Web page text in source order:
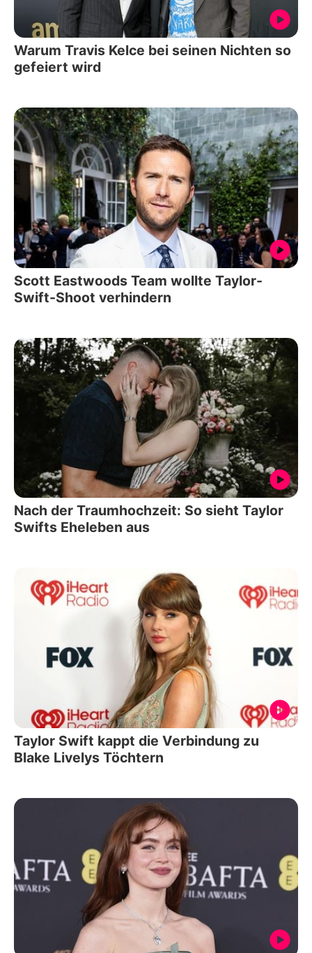
Warum Travis Kelce bei seinen Nichten so
gefeiert wird
Scott Eastwoods Team wollte Taylor-
Swift-Shoot verhindern
Nach der Traumhochzeit: So sieht Taylor
Swifts Eheleben aus
Taylor Swift kappt die Verbindung zu
Blake Livelys Töchtern